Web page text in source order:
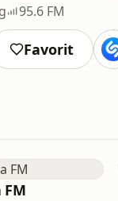
95.6 FM
Favorit
FM